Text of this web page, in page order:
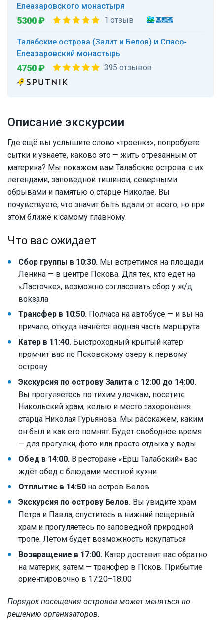
Описание экскурсии
Где ещё вы услышите слово «троенка», попробуете
сытки и узнаете, каково это — жить отрезанным от
материка? Мы покажем вам Талабские острова: с их
легендами, заповедной тишиной, северными
обрывами и памятью о старце Николае. Вы
почувствуете, что значит быть вдали от всего, но при
этом ближе к самому главному.
Что вас ожидает
Сбор группы в 10:30. Мы встретимся на площади
Ленина — в центре Пскова. Для тех, кто едет на
«Ласточке», возможно согласовать сбор у ж/д
вокзала
Трансфер в 10:50. Полчаса на автобусе — и вы на
причале, откуда начнётся водная часть маршрута
Катер в 11:40. Быстроходный крытый катер
промчит вас по Псковскому озеру к первому
острову
Экскурсия по острову Залита с 12:00 до 14:00.
Вы прогуляетесь по тихим улочкам, посетите
Никольский храм, келью и место захоронения
старца Николая Гурьянова. Мы расскажем, каким
он был и как его помнят. Будет свободное время
— для прогулки, фото или просто отдыха у воды
Обед в 14:00. В ресторане «Ёрш Талабский» вас
ждёт обед с блюдами местной кухни
Отплытие в 14:50 на остров Белов
Экскурсия по острову Белов. Вы увидите храм
Петра и Павла, спуститесь в нижний пещерный
храм и прогуляетесь по заповедной природной
тропе. Летом будет возможность искупаться
Возвращение в 17:00. Катер доставит вас обратно
на материк, затем — трансфер в Псков. Прибытие
ориентировочно в 17:20–18:00
Порядок посещения островов может меняться по
решению организаторов.
Елеазаровского монастыря
5300 ₽ 1 отзыв
Талабские острова (Залит и Белов) и Спасо-
Елеазаровский монастырь
4750 ₽ 395 отзывов